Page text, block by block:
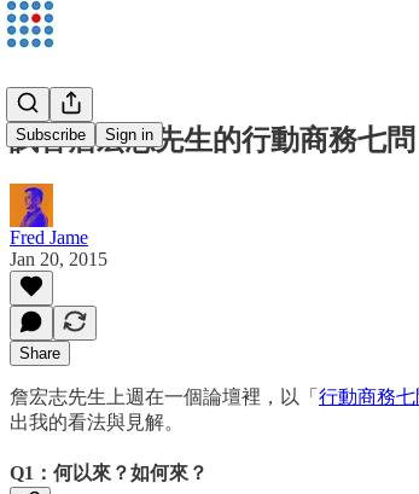
Subscribe Sign in
試答詹宏志先生的行動商務七問
Fred Jame
Jan 20, 2015
Share
詹宏志先生上週在一個論壇裡，以「 行動商務
出我的看法與見解。
Q1：何以來？如何來？